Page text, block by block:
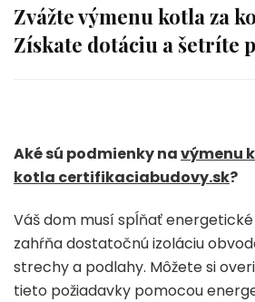
Zvážte výmenu kotla za
Získate dotáciu a šetríte
Aké sú podmienky navýmenu
kotla certifikaciabudovy.sk?
Váš dom musí spĺňať
zahŕňa dostatočnú izoláciu
strechy a podlahy. Môžete si
tieto požiadavky pomocou